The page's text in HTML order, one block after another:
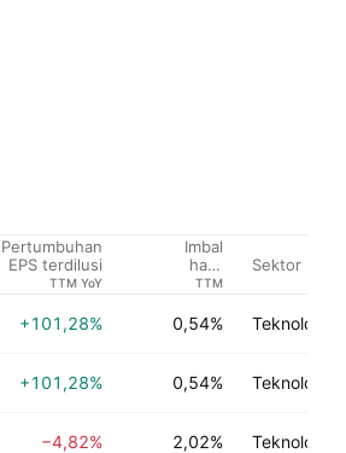
Pertumbuhan
EPS terdilusi
TTM YoY
Imbal
hasil
dividen %
TTM
Sektor
+101,28% 0,54% Teknologi
+101,28% 0,54% Teknologi
−4,82% 2,02% Teknologi